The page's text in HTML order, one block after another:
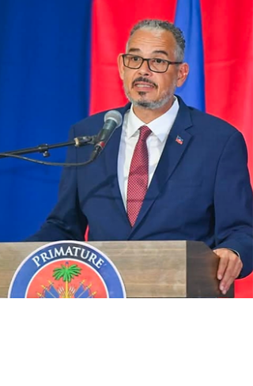
l’honneur
Le samedi 27 juin 2026, à Margate, en Floride,
l’organisation Hope for Children, Inc. a réuni de
nombreux invités lors d’une soirée-bénéfice
sous le signe de la solidarité. Dans une salle
élégamment décorée aux couleurs blanc et or, les
participants ont célébré la mission de la fondation
en faveur des enfants les plus vulnérables. Le
moment le plus émouvant de la soirée fut la
diffusion du témoignage d’un bénéficiaire, qui a
raconté le soutien reçu depuis son enfance j